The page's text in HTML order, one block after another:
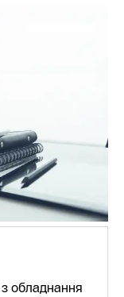
обладнання